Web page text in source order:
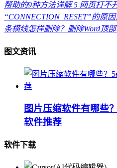
帮助的9种方法详解 5 网页打不
“CONNECTION_RESET”的原
条横线怎样删除？删除Word顶
图文资讯
图片压缩软件有哪些
软件推荐
软件下载